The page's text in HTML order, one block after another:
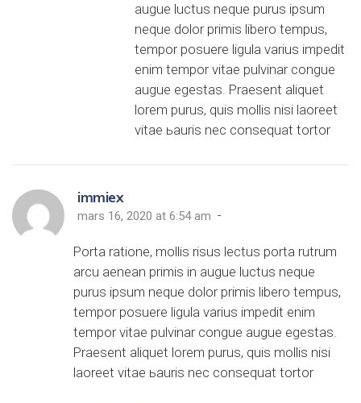
augue luctus neque purus ipsum
neque dolor primis libero tempus,
tempor posuere ligula varius impedit
enim tempor vitae pulvinar congue
augue egestas. Praesent aliquet
lorem purus, quis mollis nisi laoreet
vitae ьauris nec consequat tortor
immiex
mars 16, 2020 at 6:54 am -
Porta ratione, mollis risus lectus porta rutrum
arcu aenean primis in augue luctus neque
purus ipsum neque dolor primis libero tempus,
tempor posuere ligula varius impedit enim
tempor vitae pulvinar congue augue egestas.
Praesent aliquet lorem purus, quis mollis nisi
laoreet vitae ьauris nec consequat tortor